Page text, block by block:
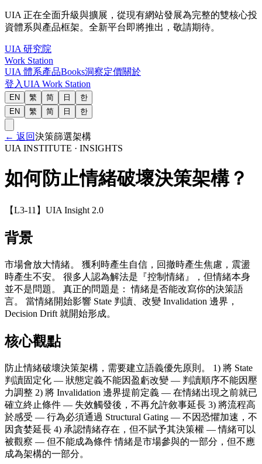
UIA 正在全面升級與擴展，從現有網站發展為完整的雙核心投
資體系與產品框架。全新平台即將推出，敬請期待。
UIA 研究院
Work Station
UIA 體系產品Books洞察定價關於
登入UIA Work Station
EN 繁 简 日
한
EN
繁 简 日 한
← 返回決策篩選架構
UIA INSTITUTE · INSIGHTS
如何防止情緒破壞決策架構？
【L3-11】UIA Insight 2.0
背景
市場會放大情緒。 獲利時產生自信，回撤時產生焦慮，震盪
時產生不安。 很多人認為解法是『控制情緒』，但情緒本身
並不是問題。 真正的問題是： 情緒是否能改寫你的決策語
言。 當情緒開始影響 State 判讀、改變 Invalidation 邊界，
Decision Drift 就開始形成。
核心觀點
防止情緒破壞決策架構，需要建立語義優先原則。 1) 將 State
判讀固定化 — 狀態定義不能因盈虧改變 — 判讀順序不能因壓
力調整 2) 將 Invalidation 邊界提前定義 — 在情緒出現之前就已
確立終止條件 — 失效觸發後，不再允許敘事延長 3) 將流程高
於感受 — 行為必須通過 Structural Gating — 不因恐懼加速，不
因貪婪延長 4) 承認情緒存在，但不賦予其決策權 — 情緒可以
被觀察 — 但不能成為條件 情緒是市場參與的一部分，但不應
成為架構的一部分。